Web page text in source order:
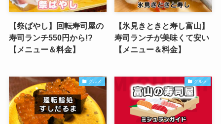
【祭ばやし】回転寿司屋の
寿司ランチ550円から!?
【メニュー＆料金】
【氷見きときと寿し富山】
寿司ランチが美味くて安い
【メニュー＆料金】
グルメ グルメ